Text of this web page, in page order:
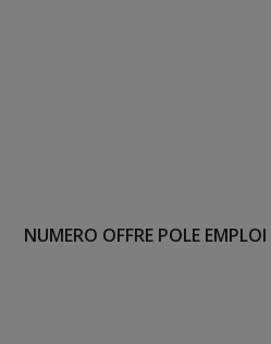
NUMERO OFFRE POLE EMPLOI